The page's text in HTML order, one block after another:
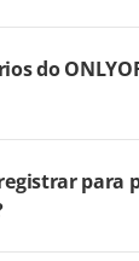
do
para